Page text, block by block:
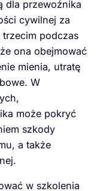
dla przewoźnika
cywilnej za
podczas
ona obejmować
mienia, utratę
W
może pokryć
szkody
a także
w szkolenia